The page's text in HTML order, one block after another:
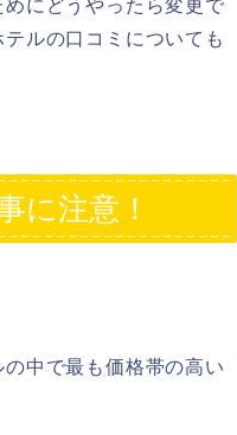
ルの口コミについても
に注意！
の中で最も価格帯の高い